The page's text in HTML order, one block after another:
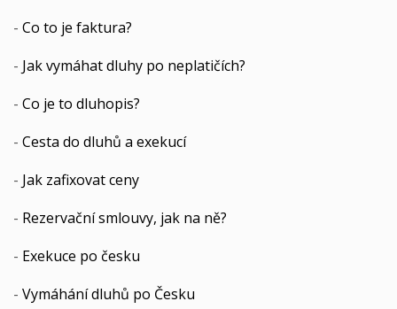
- Co to je faktura?
- Jak vymáhat dluhy po neplatičích?
- Co je to dluhopis?
- Cesta do dluhů a exekucí
- Jak zafixovat ceny
- Rezervační smlouvy, jak na ně?
- Exekuce po česku
- Vymáhání dluhů po Česku